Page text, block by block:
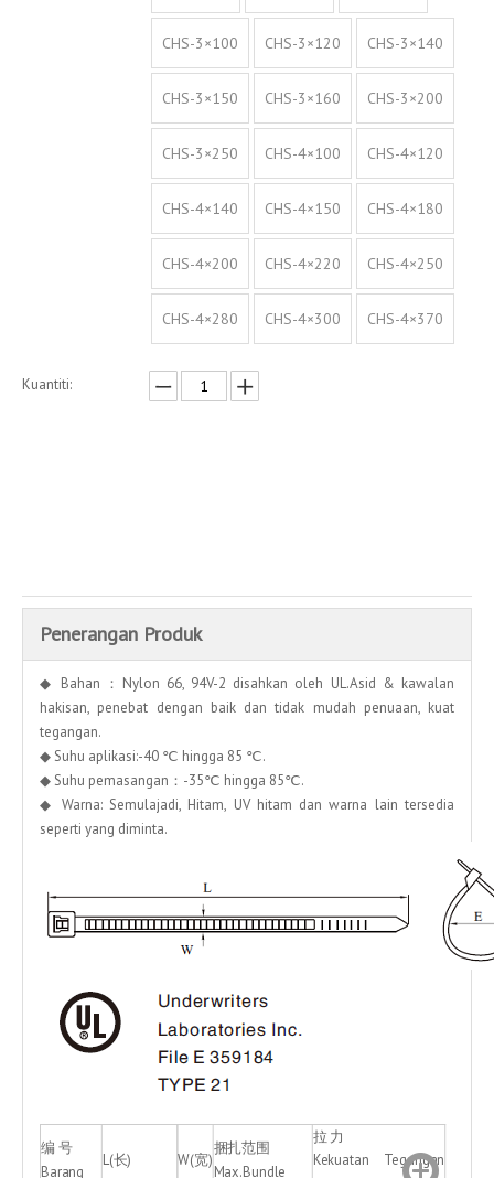
CHS-3×100 CHS-3×120 CHS-3×140
CHS-3×150 CHS-3×160 CHS-3×200
CHS-3×250 CHS-4×100 CHS-4×120
CHS-4×140 CHS-4×150 CHS-4×180
CHS-4×200 CHS-4×220 CHS-4×250
CHS-4×280 CHS-4×300 CHS-4×370
Kuantiti:
Penerangan Produk
◆ Bahan：Nylon 66, 94V-2 disahkan oleh UL.Asid & kawalan
hakisan, penebat dengan baik dan tidak mudah penuaan, kuat
tegangan.
◆ Suhu aplikasi:-40 ℃ hingga 85 ℃.
◆ Suhu pemasangan：-35℃ hingga 85℃.
◆ Warna: Semulajadi, Hitam, UV hitam dan warna lain tersedia
seperti yang diminta.
编 号
Barang
L(长)
W(宽)
捆扎范围
Max.Bundle
拉 力
Kekuatan Tegangan